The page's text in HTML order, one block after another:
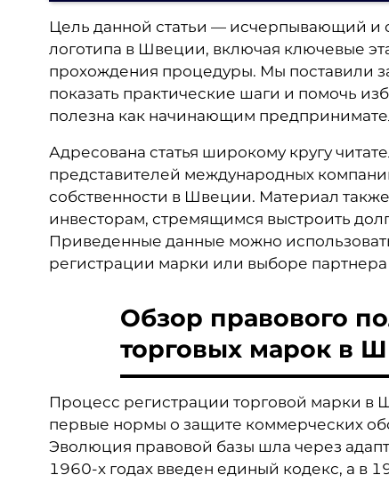
Цель данной статьи — исчерпывающий и
логотипа в Швеции, включая ключевые
прохождения процедуры. Мы поставили
показать практические шаги и помочь
полезна как начинающим
Адресована статья широкому кругу
представителей международных
собственности в Швеции. Материал
инвесторам, стремящимся выстроить
Приведенные данные можно
регистрации марки или выборе
Обзор правового
торговых марок в
Процесс регистрации торговой марки в
первые нормы о защите коммерческих
Эволюция правовой базы шла через
1960-х годах введен единый кодекс, а в